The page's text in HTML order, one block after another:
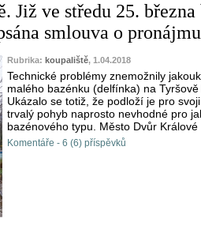
Již ve středu 25.
smlouva o
Rubrika: koupaliště, 1.04.2018
Technické problémy znemožnily
malého bazénku (delfínka) na Tyršově
Ukázalo se totiž, že podloží je pro
trvalý pohyb naprosto nevhodné pro
bazénového typu. Město Dvůr Králové
Komentáře - 6 (6) příspěvků